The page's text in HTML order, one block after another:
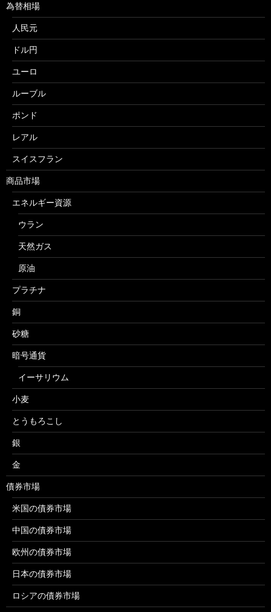
為替相場
人民元
ドル円
ユーロ
ルーブル
ポンド
レアル
スイスフラン
商品市場
エネルギー資源
ウラン
天然ガス
原油
プラチナ
銅
砂糖
暗号通貨
イーサリウム
小麦
とうもろこし
銀
金
債券市場
米国の債券市場
中国の債券市場
欧州の債券市場
日本の債券市場
ロシアの債券市場